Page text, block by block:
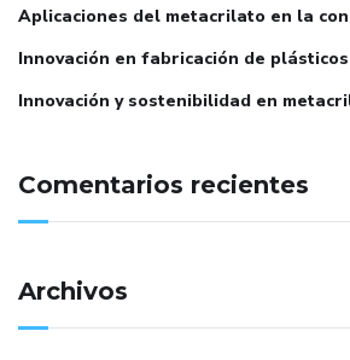
Aplicaciones del metacrilato en la
Innovación en fabricación de plásticos
Innovación y sostenibilidad en
Comentarios recientes
Archivos